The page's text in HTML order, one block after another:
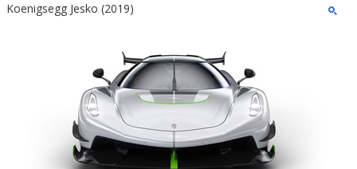
Koenigsegg Jesko (2019)